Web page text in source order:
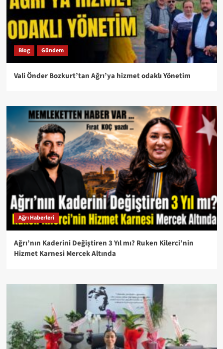
Blog Gündem
Vali Önder Bozkurt’tan Ağrı’ya hizmet odaklı Yönetim
Ağrı Haberleri
Ağrı’nın Kaderini Değiştiren 3 Yıl mı? Ruken Kilerci’nin
Hizmet Karnesi Mercek Altında